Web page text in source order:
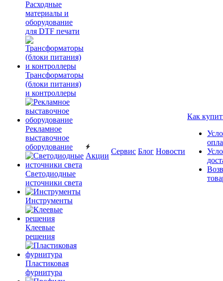
Расходные
материалы и
оборудование
для DTF печати
Трансформаторы
(блоки питания)
и контроллеры
Рекламное
выставочное
оборудование
Светодиодные
источники света
Инструменты
Клеевые
решения
Пластиковая
фурнитура
Акции
Сервис Блог Новости
Как